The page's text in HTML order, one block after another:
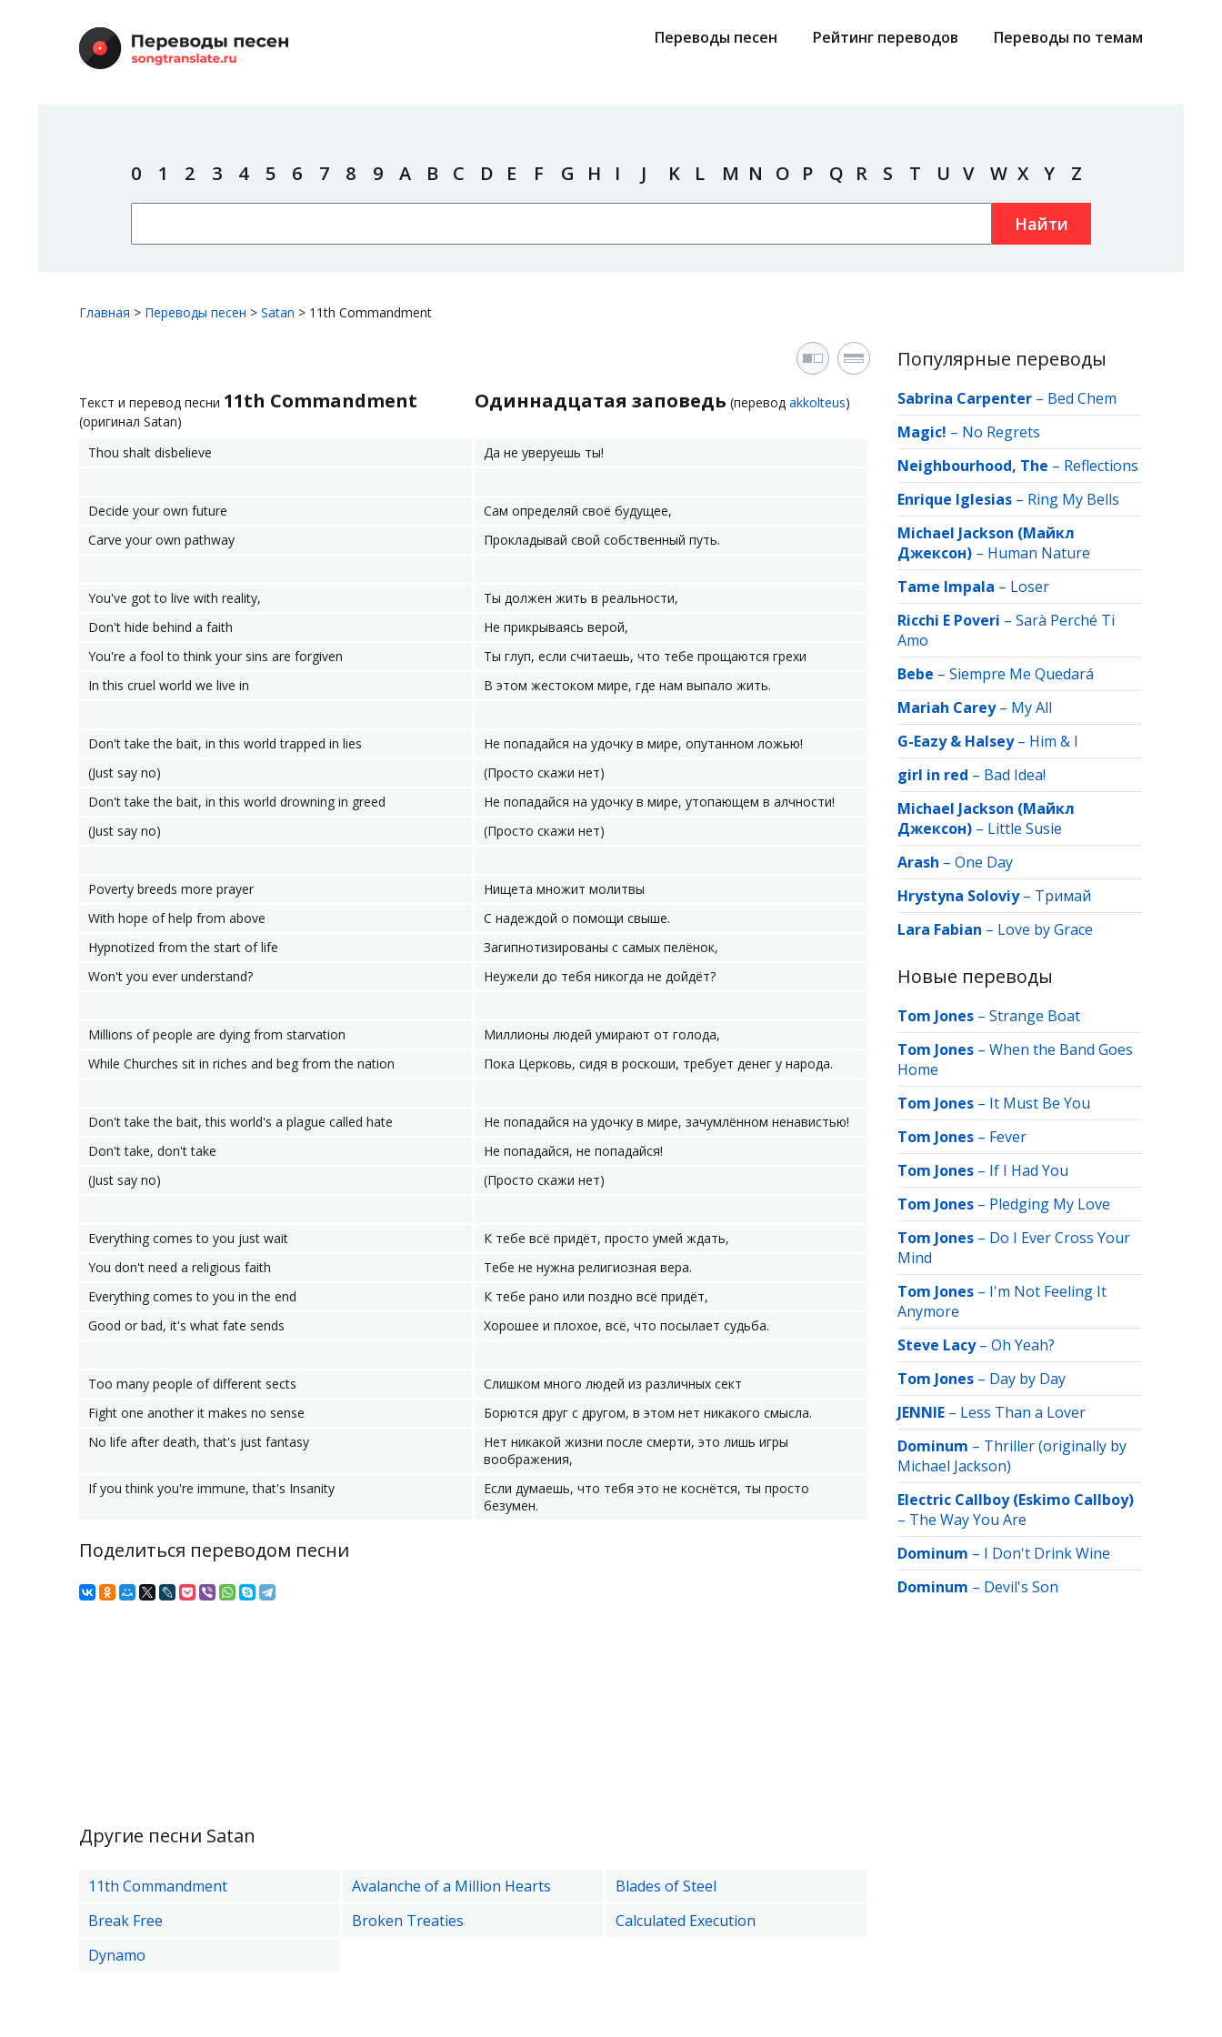
Переводы песен Рейтинг переводов Переводы по темам
0 1 2 3 4 5 6 7 8 9 A B C D E F G H I J K L M N O P Q R S T U V W X Y Z
Найти
Главная > Переводы песен > Satan > 11th Commandment
Текст и перевод песни 11th Commandment
(оригинал Satan)
Одиннадцатая заповедь (перевод akkolteus)
Thou shalt disbelieve Да не уверуешь ты!
Decide your own future
Сам определяй своё будущее,
Carve your own pathway
Прокладывай свой собственный путь.
You've got to live with reality,
Ты должен жить в реальности,
Don't hide behind a faith
Не прикрываясь верой,
You're a fool to think your sins are forgiven
Ты глуп, если считаешь, что тебе прощаются грехи
In this cruel world we live in
В этом жестоком мире, где нам выпало жить.
Don't take the bait, in this world trapped in lies
Не попадайся на удочку в мире, опутанном ложью!
(Just say no)
(Просто скажи нет)
Don't take the bait, in this world drowning in greed
Не попадайся на удочку в мире, утопающем в алчности!
(Just say no)
(Просто скажи нет)
Poverty breeds more prayer
Нищета множит молитвы
With hope of help from above
С надеждой о помощи свыше.
Hypnotized from the start of life
Загипнотизированы с самых пелёнок,
Won't you ever understand?
Неужели до тебя никогда не дойдёт?
Millions of people are dying from starvation
Миллионы людей умирают от голода,
While Churches sit in riches and beg from the nation
Пока Церковь, сидя в роскоши, требует денег у народа.
Don't take the bait, this world's a plague called hate
Не попадайся на удочку в мире, зачумлённом ненавистью!
Don't take, don't take
Не попадайся, не попадайся!
(Just say no)
(Просто скажи нет)
Everything comes to you just wait
К тебе всё придёт, просто умей ждать,
You don't need a religious faith
Тебе не нужна религиозная вера.
Everything comes to you in the end
К тебе рано или поздно всё придёт,
Good or bad, it's what fate sends
Хорошее и плохое, всё, что посылает судьба.
Too many people of different sects
Слишком много людей из различных сект
Fight one another it makes no sense
Борются друг с другом, в этом нет никакого смысла.
No life after death, that's just fantasy
Нет никакой жизни после смерти, это лишь игры
воображения,
If you think you're immune, that's Insanity
Если думаешь, что тебя это не коснётся, ты просто
безумен.
Поделиться переводом песни
Другие песни Satan
11th Commandment Avalanche of a Million Hearts
Blades of Steel
Break Free
Broken Treaties
Calculated Execution
Dynamo
Популярные переводы
Sabrina Carpenter – Bed Chem
Magic! – No Regrets
Neighbourhood, The – Reflections
Enrique Iglesias – Ring My Bells
Michael Jackson (Майкл
Джексон) – Human Nature
Tame Impala – Loser
Ricchi E Poveri – Sarà Perché Ti
Amo
Bebe – Siempre Me Quedará
Mariah Carey– My All
G-Eazy & Halsey– Him & I
girl in red – Bad Idea!
Michael Jackson (Майкл
Джексон) – Little Susie
Arash – One Day
Hrystyna Soloviy– Тримай
Lara Fabian – Love by Grace
Новые переводы
Tom Jones – Strange Boat
Tom Jones – When the Band Goes
Home
Tom Jones – It Must Be You
Tom Jones – Fever
Tom Jones – If I Had You
Tom Jones – Pledging My Love
Tom Jones – Do I Ever Cross Your
Mind
Tom Jones – I'm Not Feeling It
Anymore
Steve Lacy– Oh Yeah?
Tom Jones – Day by Day
JENNIE – Less Than a Lover
Dominum – Thriller (originally by
Michael Jackson)
Electric Callboy (Eskimo Callboy)
– The Way You Are
Dominum – I Don't Drink Wine
Dominum – Devil's Son